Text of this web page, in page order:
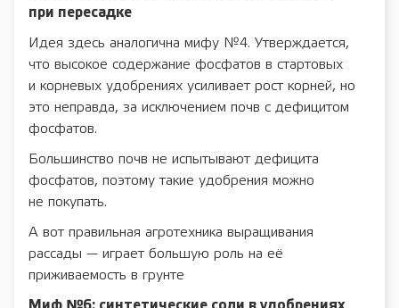
при пересадке
Идея здесь аналогична мифу №4. Утверждается,
что высокое содержание фосфатов в стартовых
и корневых удобрениях усиливает рост корней, но
это неправда, за исключением почв с дефицитом
фосфатов.
Большинство почв не испытывают дефицита
фосфатов, поэтому такие удобрения можно
не покупать.
А вот правильная агротехника выращивания
рассады — играет большую роль на её
приживаемость в грунте